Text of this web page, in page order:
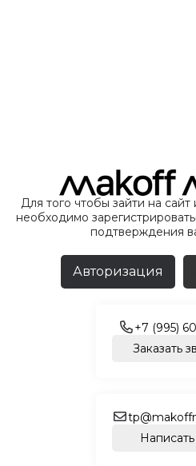
Для того чтобы зайти на
необходимо
подтверждения
Авторизация
+7 (995)
Заказать